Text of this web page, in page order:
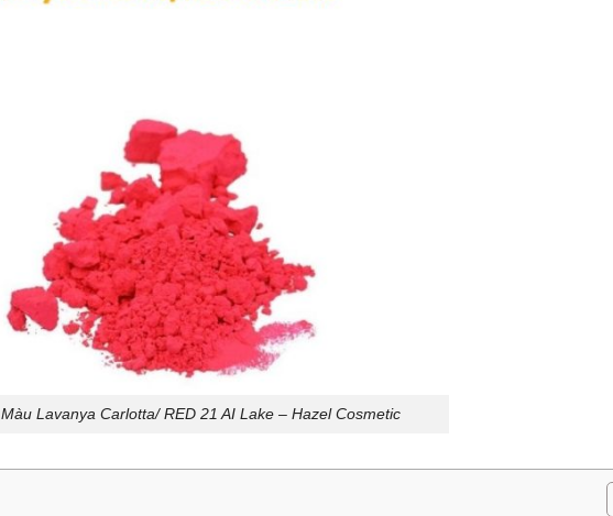
Màu Lavanya Carlotta/ RED 21 AI Lake – Hazel Cosmetic